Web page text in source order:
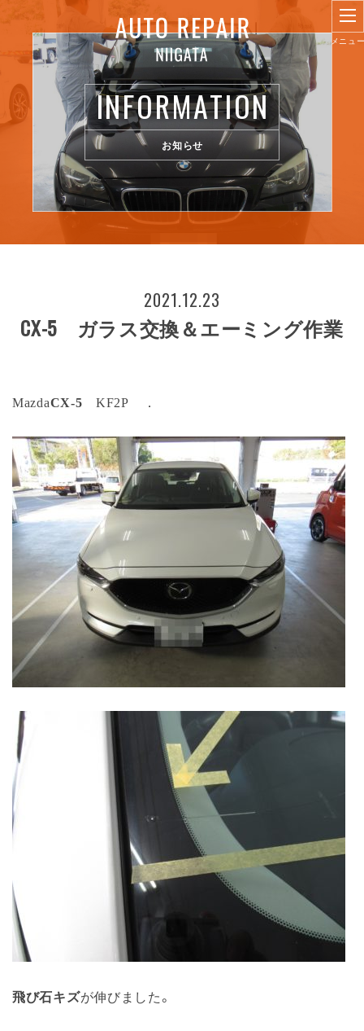
INFORMATION
お知らせ
2021.12.23
CX-5 ガラス交換＆エーミング作業
MazdaCX-5 KF2P ．
飛び石キズが伸びました。